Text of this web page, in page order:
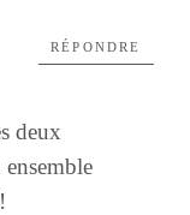
deux
RÉPONDRE